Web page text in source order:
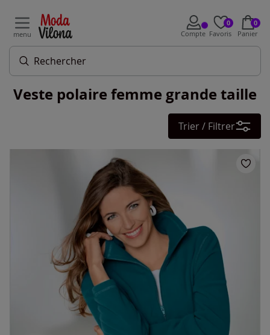
menu Compte
0
Favoris
0
Panier
Veste polaire femme grande taille
Trier / Filtrer